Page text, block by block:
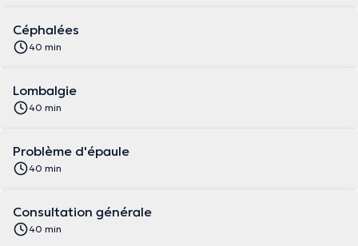
Céphalées
40 min
Lombalgie
40 min
Problème d'épaule
40 min
Consultation générale
40 min